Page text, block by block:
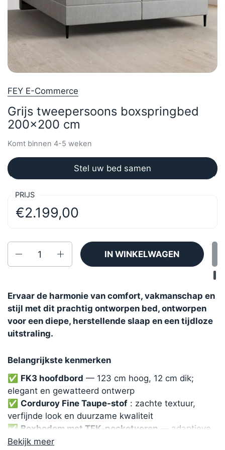
FEY E-Commerce
Grijs tweepersoons boxspringbed
200x200 cm
Komt binnen 4-5 weken
Stel uw bed samen
PRIJS
€2.199,00
IN WINKELWAGEN
Bekijk meer
Ervaar de harmonie van comfort, vakmanschap en
stijl met dit prachtig ontworpen bed, ontworpen
voor een diepe, herstellende slaap en een tijdloze
uitstraling.
Belangrijkste kenmerken
✅ FK3 hoofdbord — 123 cm hoog, 12 cm dik;
elegant en gewatteerd ontwerp
✅ Corduroy Fine Taupe-stof : zachte textuur,
verfijnde look en duurzame kwaliteit
✅ Boxbodem met TFK-pocketveren — adaptieve
ondersteuning vanuit de basis